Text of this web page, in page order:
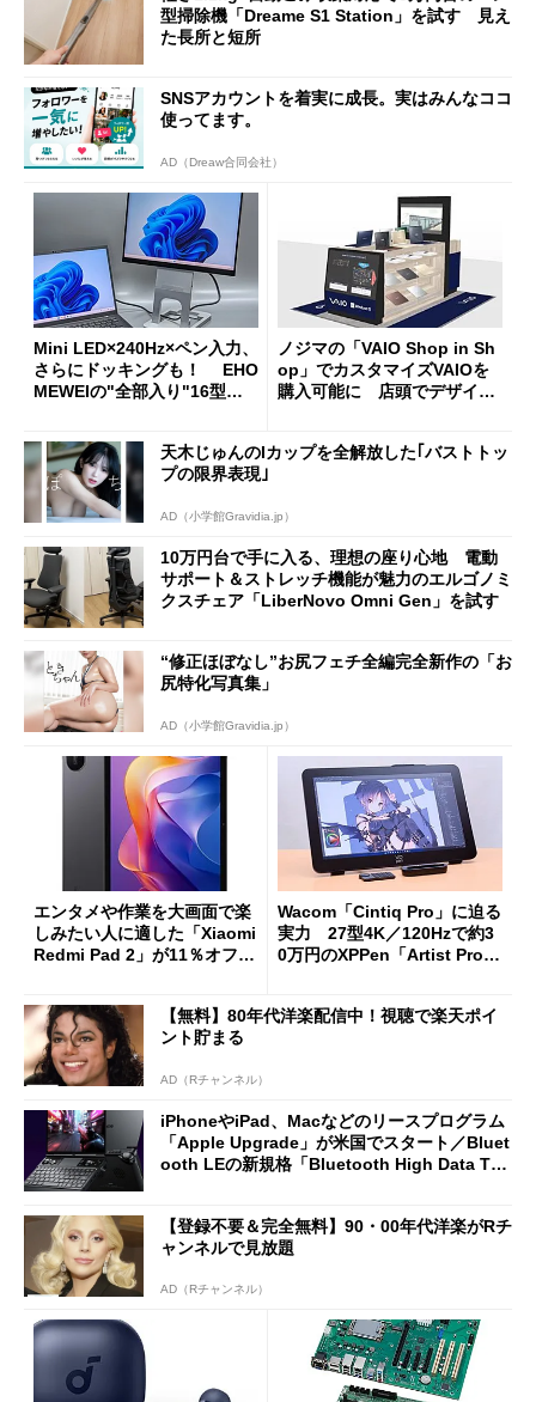
型掃除機「Dreame S1 Station」を試す 見え
た長所と短所
SNSアカウントを着実に成長。実はみんなココ
使ってます。
AD（Dreaw合同会社）
Mini LED×240Hz×ペン入力、
さらにドッキングも！ EHO
MEWEIの"全部入り"16型モ
ノジマの「VAIO Shop in Sh
op」でカスタマイズVAIOを
購入可能に 店頭でデザイン
天木じゅんのIカップを全解放した｢バストトッ
プの限界表現｣
AD（小学館Gravidia.jp）
10万円台で手に入る、理想の座り心地 電動
サポート＆ストレッチ機能が魅力のエルゴノミ
クスチェア「LiberNovo Omni Gen」を試す
“修正ほぼなし”お尻フェチ全編完全新作の「お
尻特化写真集」
AD（小学館Gravidia.jp）
エンタメや作業を大画面で楽
しみたい人に適した「Xiaomi
Redmi Pad 2」が11％オフの
Wacom「Cintiq Pro」に迫る
実力 27型4K／120Hzで約3
0万円のXPPen「Artist Pro 2
【無料】80年代洋楽配信中！視聴で楽天ポイ
ント貯まる
AD（Rチャンネル）
iPhoneやiPad、Macなどのリースプログラム
「Apple Upgrade」が米国でスタート／Bluet
ooth LEの新規格「Bluetooth High Data Thr
【登録不要＆完全無料】90・00年代洋楽がRチ
ャンネルで見放題
AD（Rチャンネル）